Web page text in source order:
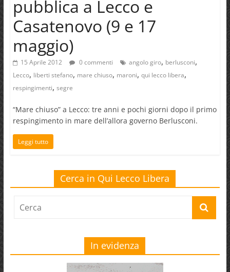
pubblica a Lecco e
Casatenovo (9 e 17
maggio)
15 Aprile 2012 0 commenti angolo giro, berlusconi,
Lecco, liberti stefano, mare chiuso, maroni, qui lecco libera,
respingimenti, segre
“Mare chiuso” a Lecco: tre anni e pochi giorni dopo il primo
respingimento in mare dell’allora governo Berlusconi.
Leggi tutto
Cerca in Qui Lecco Libera
In evidenza